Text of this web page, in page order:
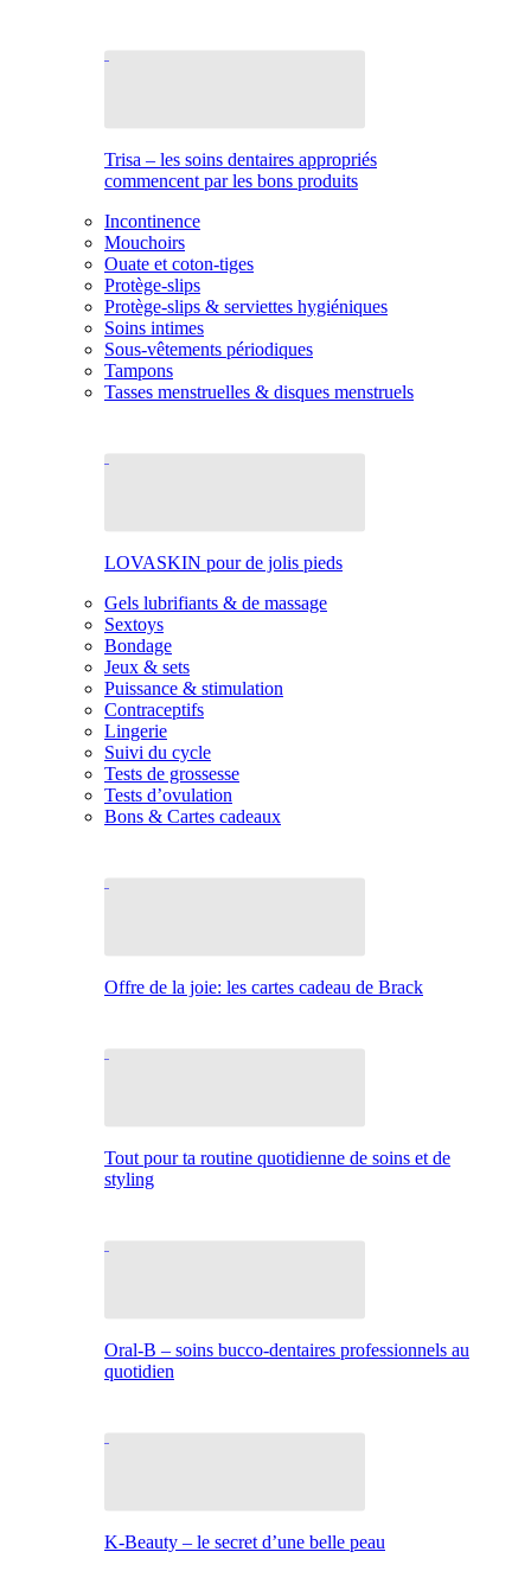
Trisa – les soins dentaires appropriés
commencent par les bons produits
Incontinence
Mouchoirs
Ouate et coton-tiges
Protège-slips
Protège-slips & serviettes hygiéniques
Soins intimes
Sous-vêtements périodiques
Tampons
Tasses menstruelles & disques menstruels
LOVASKIN pour de jolis pieds
Gels lubrifiants & de massage
Sextoys
Bondage
Jeux & sets
Puissance & stimulation
Contraceptifs
Lingerie
Suivi du cycle
Tests de grossesse
Tests d’ovulation
Bons & Cartes cadeaux
Offre de la joie: les cartes cadeau de Brack
Tout pour ta routine quotidienne de soins et de
styling
Oral-B – soins bucco-dentaires professionnels au
quotidien
K-Beauty – le secret d’une belle peau